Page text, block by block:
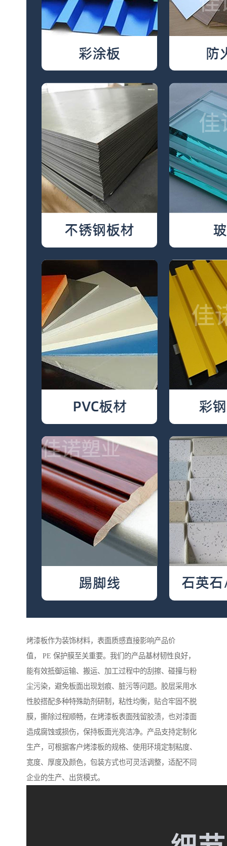
烤漆板作为装饰材料，表面质感直接影响产品价
值， PE 保护膜至关重要。我们的产品基材韧性良好，
能有效抵御运输、搬运、加工过程中的刮擦、碰撞与粉
尘污染，避免板面出现划痕、脏污等问题。胶层采用水
性胶搭配多种特殊助剂研制，粘性均衡，贴合牢固不脱
膜，撕除过程顺畅，在烤漆板表面残留胶渍，也对漆面
造成腐蚀或损伤，保持板面光亮洁净。产品支持定制化
生产，可根据客户烤漆板的规格、使用环境定制粘度、
宽度、厚度及颜色，包装方式也可灵活调整，适配不同
企业的生产、出货模式。